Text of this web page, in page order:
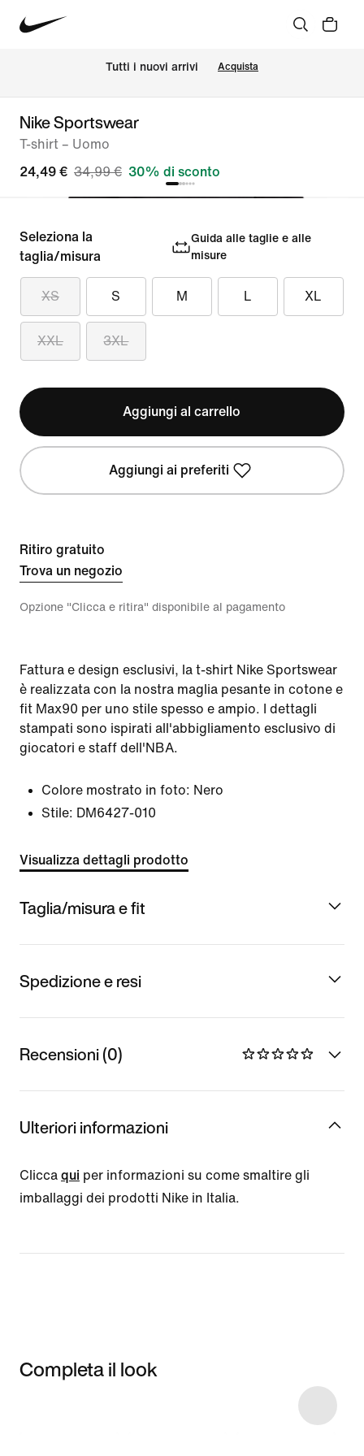
Tutti i nuovi arrivi Acquista
Nike Sportswear
T-shirt – Uomo
24,49 € 34,99 € 30% di sconto
Seleziona la
taglia/misura
Guida alle taglie e alle
misure
XS S M L XL
XXL 3XL
Aggiungi al carrello
Aggiungi ai preferiti
Ritiro gratuito
Trova un negozio
Opzione "Clicca e ritira" disponibile al pagamento
Fattura e design esclusivi, la t-shirt Nike Sportswear
è realizzata con la nostra maglia pesante in cotone e
fit Max90 per uno stile spesso e ampio. I dettagli
stampati sono ispirati all'abbigliamento esclusivo di
giocatori e staff dell'NBA.
Colore mostrato in foto: Nero
Stile: DM6427-010
Visualizza dettagli prodotto
Taglia/misura e fit
Spedizione e resi
Recensioni (0)
Ulteriori informazioni
Clicca qui per informazioni su come smaltire gli
imballaggi dei prodotti Nike in Italia.
Completa il look